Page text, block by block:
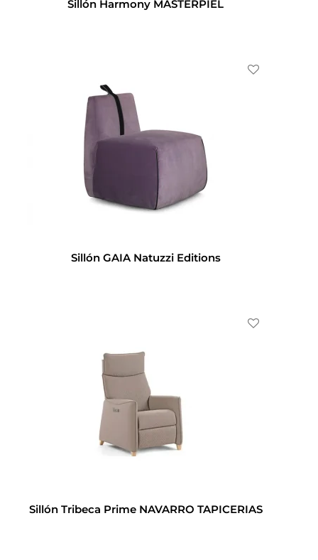
Sillón Harmony MASTERPIEL
Sillón GAIA Natuzzi Editions
Sillón Tribeca Prime NAVARRO TAPICERIAS